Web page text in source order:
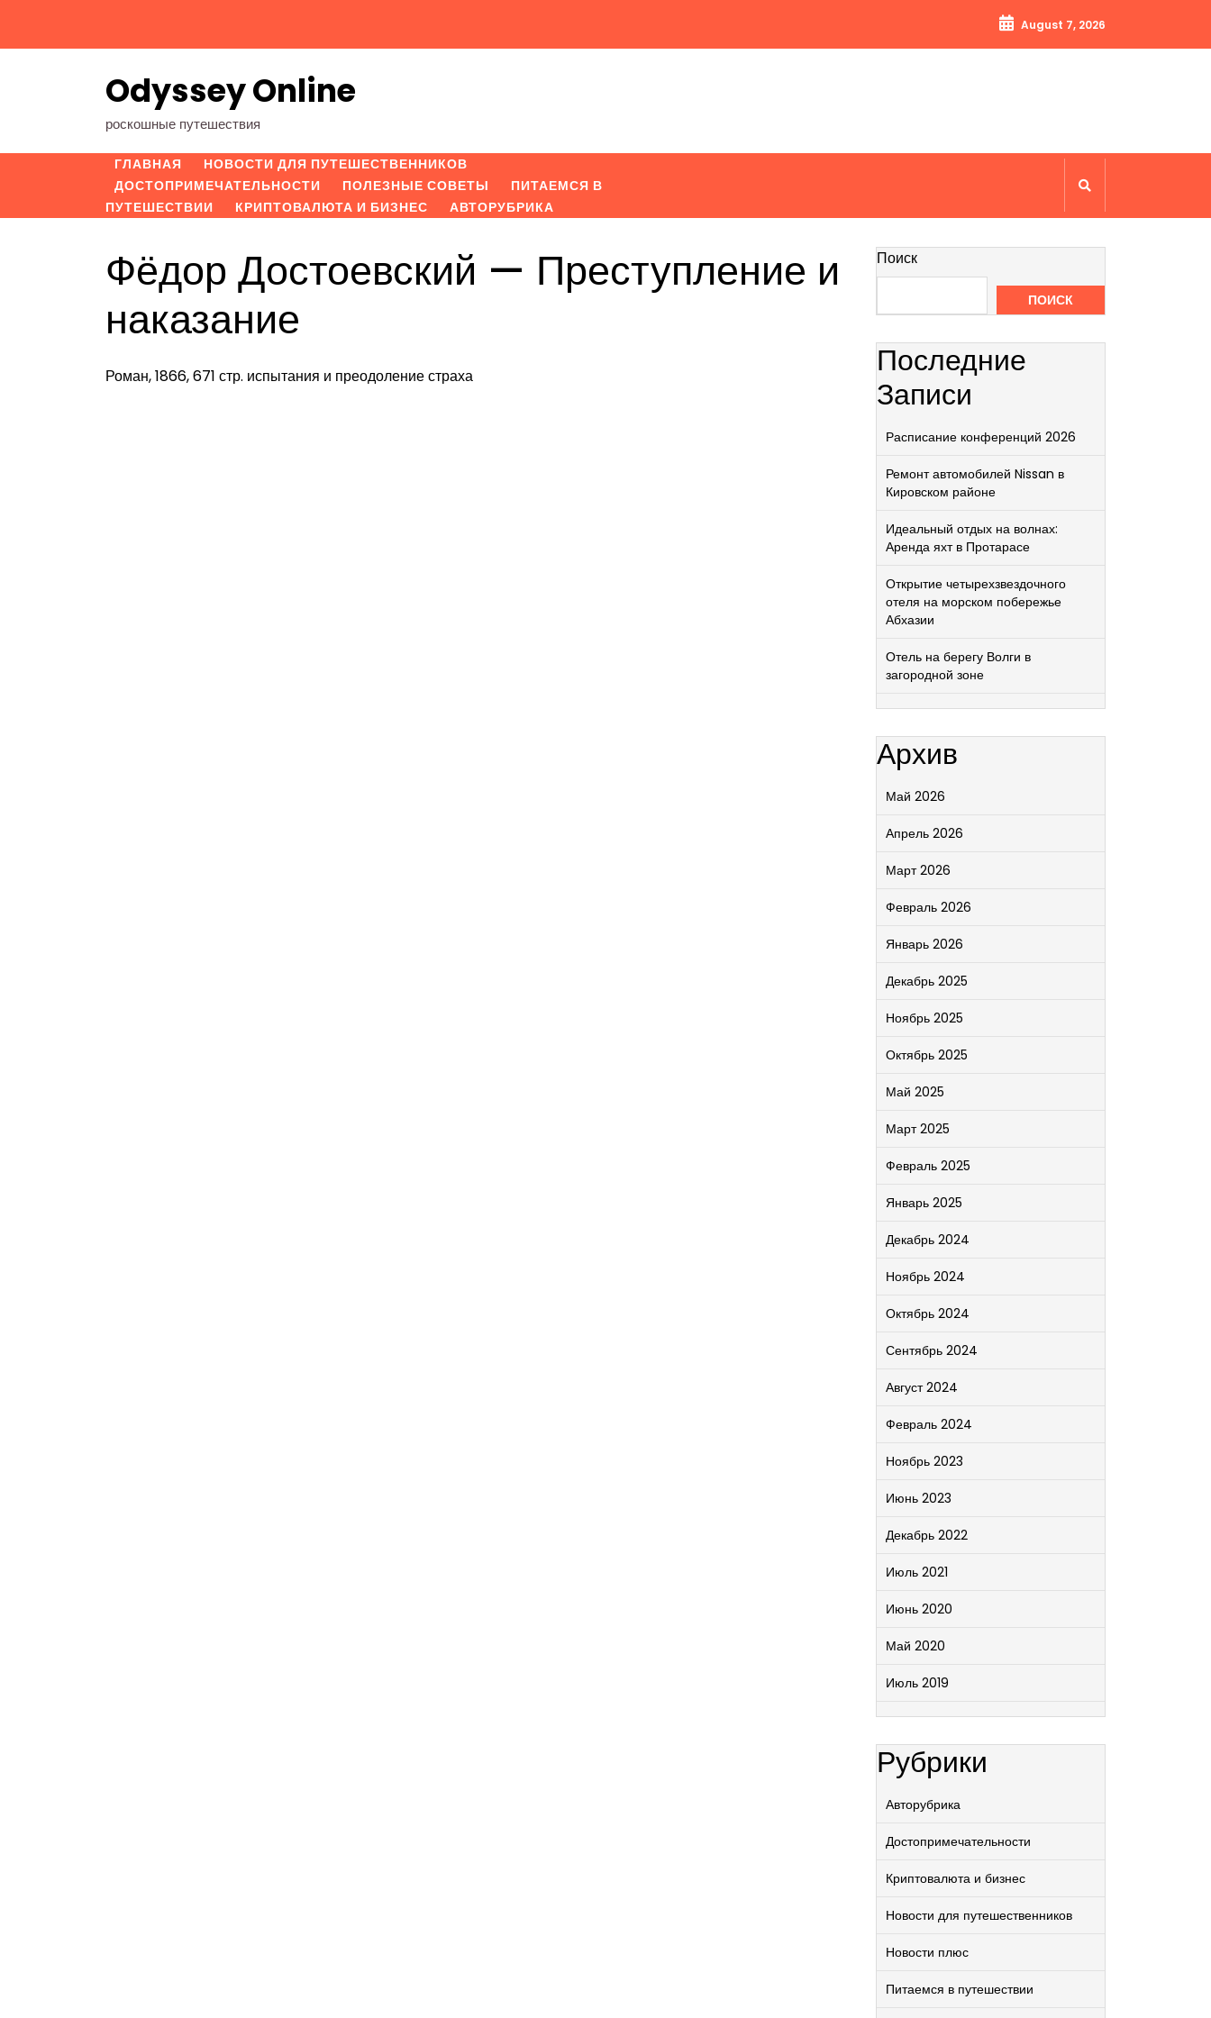
содержимому
August 7, 2026
Odyssey Online
роскошные путешествия
ГЛАВНАЯ
НОВОСТИ ДЛЯ ПУТЕШЕСТВЕННИКОВ
ДОСТОПРИМЕЧАТЕЛЬНОСТИ
ПОЛЕЗНЫЕ СОВЕТЫ
ПИТАЕМСЯ В
ПУТЕШЕСТВИИ
КРИПТОВАЛЮТА И БИЗНЕС АВТОРУБРИКА
Фёдор Достоевский — Преступление и
наказание
Роман, 1866, 671 стр. испытания и преодоление страха
Поиск
ПОИСК
Последние
Записи
Расписание конференций 2026
Ремонт автомобилей Nissan в
Кировском районе
Идеальный отдых на волнах:
Аренда яхт в Протарасе
Открытие четырехзвездочного
отеля на морском побережье
Абхазии
Отель на берегу Волги в
загородной зоне
Архив
Май 2026
Апрель 2026
Март 2026
Февраль 2026
Январь 2026
Декабрь 2025
Ноябрь 2025
Октябрь 2025
Май 2025
Март 2025
Февраль 2025
Январь 2025
Декабрь 2024
Ноябрь 2024
Октябрь 2024
Сентябрь 2024
Август 2024
Февраль 2024
Ноябрь 2023
Июнь 2023
Декабрь 2022
Июль 2021
Июнь 2020
Май 2020
Июль 2019
Рубрики
Авторубрика
Достопримечательности
Криптовалюта и бизнес
Новости для путешественников
Новости плюс
Питаемся в путешествии